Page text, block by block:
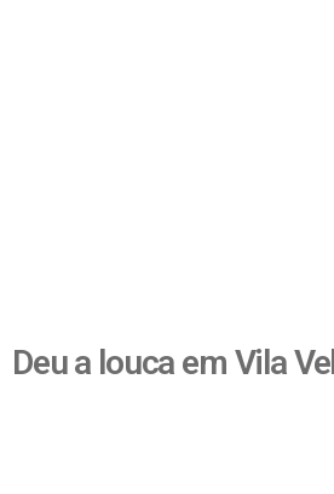
Deu a louca em Vila